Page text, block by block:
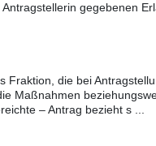
gegebenen
Fraktion, die bei
Maßnahmen
– Antrag bezieht s ...